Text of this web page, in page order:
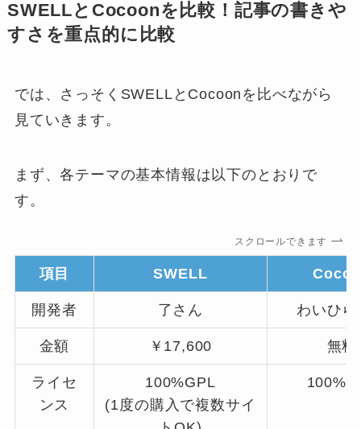
SWELLとCocoonを比較！記事の書きや
すさを重点的に比較
では、さっそくSWELLとCocoonを比べながら
見ていきます。
まず、各テーマの基本情報は以下のとおりで
す。
スクロールできます
項目 SWELL
開発者 了さん わいひら
金額 ￥17,600 無料
ライセ
ンス
100%GPL
(1度の購入で複数サイ